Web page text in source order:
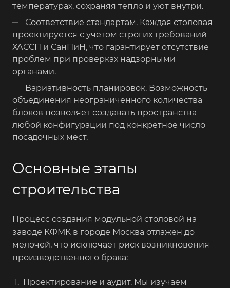
температурах, сохраняя тепло и уют внутри.
Соответствие стандартам. Каждая столовая
проектируется с учетом строгих требований
ХАССП и СанПиН, что гарантирует отсутствие
проблем при проверках надзорными
органами.
Вариативность планировок. Возможность
объединения неограниченного количества
блоков позволяет создавать пространства
любой конфигурации под конкретное число
посадочных мест.
Основные этапы
строительства
Процесс создания модульной столовой на
заводе КФМК в городе Москва отлажен до
мелочей, что исключает риск возникновения
производственного брака:
Проектирование и аудит. Мы изучаем